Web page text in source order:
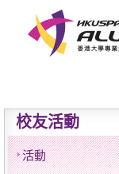
校友活動
活動